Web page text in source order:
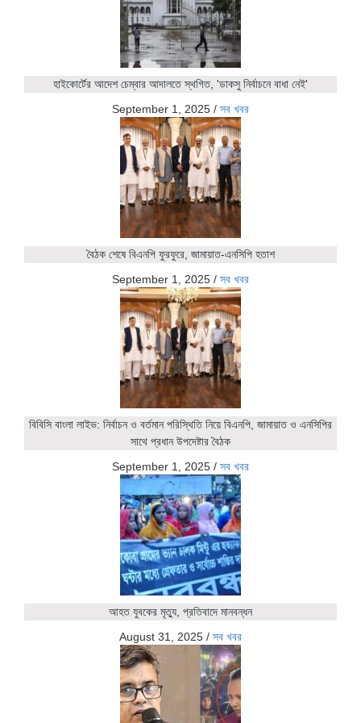
হাইকোর্টের আদেশ চেম্বার আদালতে স্থগিত, 'ডাকসু নির্বাচনে বাধা নেই'
September 1, 2025 / সব খবর
বৈঠক শেষে বিএনপি ফুরফুরে, জামায়াত-এনসিপি হতাশ
September 1, 2025 / সব খবর
বিবিসি বাংলা লাইভ: নির্বাচন ও বর্তমান পরিস্থিতি নিয়ে বিএনপি, জামায়াত ও এনসিপির
সাথে প্রধান উপদেষ্টার বৈঠক
September 1, 2025 / সব খবর
আহত যুবকের মৃত্যু, প্রতিবাদে মানবন্ধন
August 31, 2025 / সব খবর